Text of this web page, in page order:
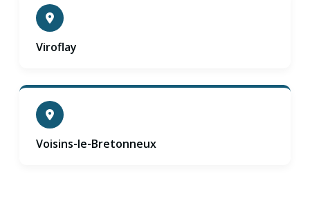
Viroflay
Voisins-le-Bretonneux